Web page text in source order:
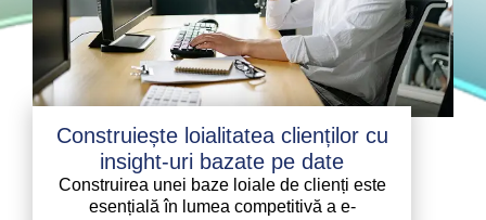
Construiește loialitatea clienților cu
insight-uri bazate pe date
Construirea unei baze loiale de clienți este
esențială în lumea competitivă a e-